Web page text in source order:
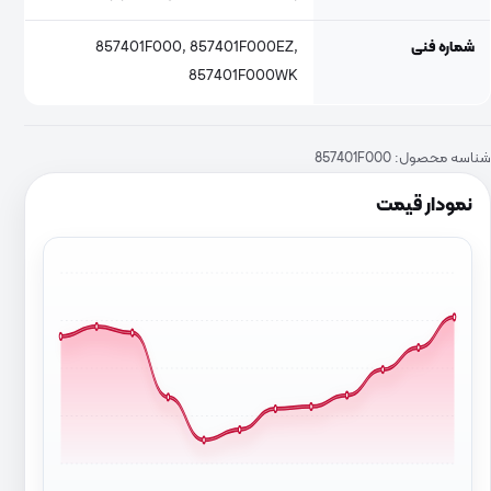
نمودار قیمت
شماره فنی
857401F000, 857401F000EZ,
857401F000WK
شناسه محصول: 857401F000